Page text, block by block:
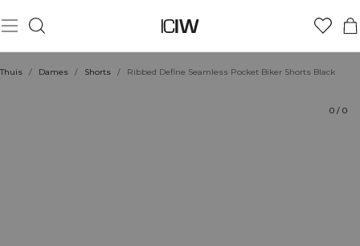
Thuis / Dames / Shorts / Ribbed Define Seamless Pocket Biker Shorts Black
0 / 0